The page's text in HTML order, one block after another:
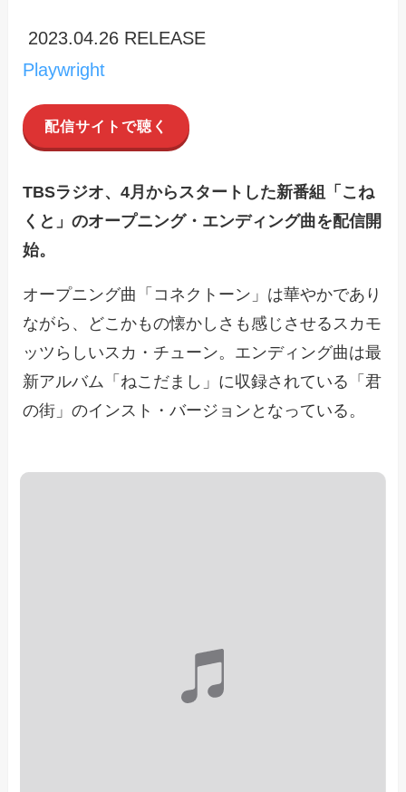
2023.04.26 RELEASE
Playwright
配信サイトで聴く
TBSラジオ、4月からスタートした新番組「こね
くと」のオープニング・エンディング曲を配信開
始。
オープニング曲「コネクトーン」は華やかであり
ながら、どこかもの懐かしさも感じさせるスカモ
ッツらしいスカ・チューン。エンディング曲は最
新アルバム「ねこだまし」に収録されている「君
の街」のインスト・バージョンとなっている。